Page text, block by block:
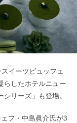
イーツビュッフェ
らしたホテルニュー
リーズ」も登場。
フ・中島眞介氏が3